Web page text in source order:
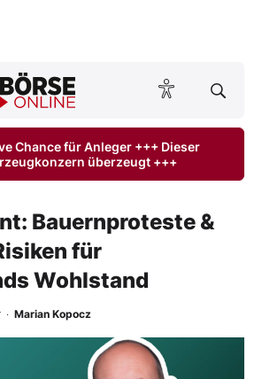
BÖRSE ONLINE lesen
Chance für Anleger +++ Dieser
überzeugt +++
Bauernproteste &
für
Wohlstand
· Marian Kopocz